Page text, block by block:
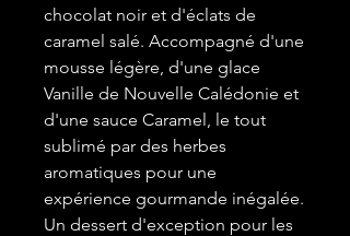
chocolat noir et d'éclats de
caramel salé. Accompagné d'une
mousse légère, d'une glace
Vanille de Nouvelle Calédonie et
d'une sauce Caramel, le tout
sublimé par des herbes
aromatiques pour une
expérience gourmande inégalée.
Un dessert d'exception pour les